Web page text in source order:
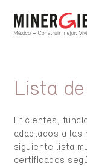
Lista
Eficientes,
adaptados a las
siguiente lista
certificados